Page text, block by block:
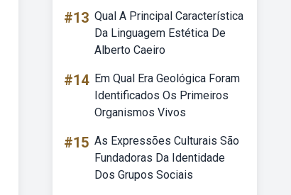
#13 Qual A Principal Característica
Da Linguagem Estética De
Alberto Caeiro
#14 Em Qual Era Geológica Foram
Identificados Os Primeiros
Organismos Vivos
#15 As Expressões Culturais São
Fundadoras Da Identidade
Dos Grupos Sociais